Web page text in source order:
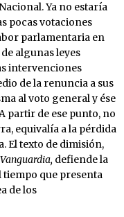
Ya no estaría
pocas votaciones
parlamentaria en
algunas leyes
intervenciones
de la renuncia a sus
al voto general y ése
partir de ese punto, no
equivalía a la pérdida
El texto de dimisión,
defiende la
que presenta
de los